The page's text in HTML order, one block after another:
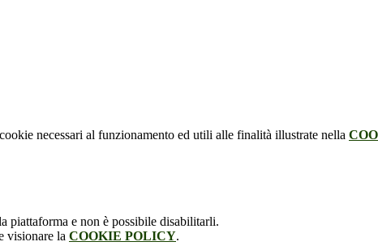
necessari al funzionamento ed utili alle finalità illustrate nella
piattaforma e non è possibile disabilitarli.
visionare la COOKIE POLICY.